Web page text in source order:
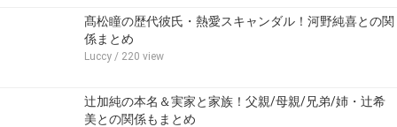
髙松瞳の歴代彼氏・熱愛スキャンダル！河野純喜との関
係まとめ
Luccy / 220 view
辻加純の本名＆実家と家族！父親/母親/兄弟/姉・辻希
美との関係もまとめ